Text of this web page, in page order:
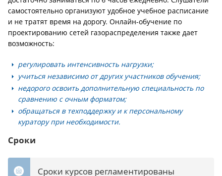
самостоятельно организуют удобное учебное расписание
и не тратят время на дорогу. Онлайн-обучение по
проектированию сетей газораспределения также дает
возможность:
регулировать интенсивность нагрузки;
учиться независимо от других участников обучения;
недорого освоить дополнительную специальность по
сравнению с очным форматом;
обращаться в техподдержку и к персональному
куратору при необходимости.
Сроки
Сроки курсов регламентированы